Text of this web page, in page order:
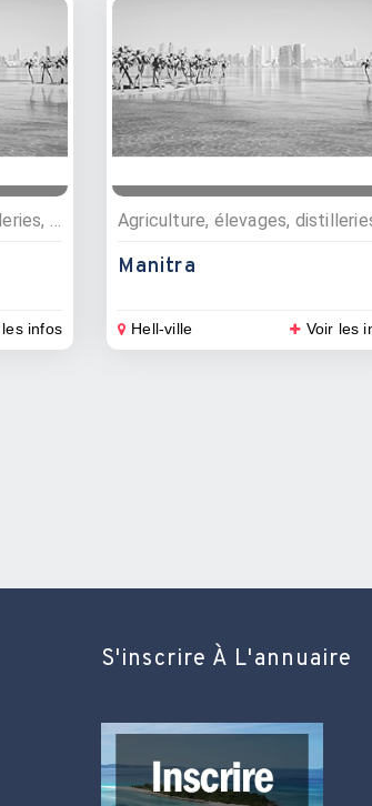
infos
Manitra
Hell-ville Voir les
S'inscrire À L'annuaire